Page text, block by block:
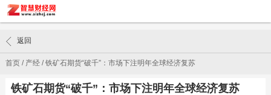
首页/ 产经/铁矿石期货“破千”：市场下注明年全球经济复苏
返回
铁矿石期货“破千”：市场下注明年全球经济复苏